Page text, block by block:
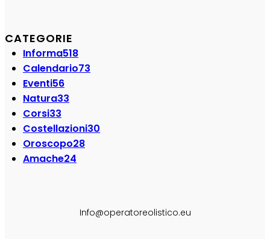
CATEGORIE
Informa518
Calendario73
Eventi56
Natura33
Corsi33
Costellazioni30
Oroscopo28
Amache24
Info@operatoreolistico.eu